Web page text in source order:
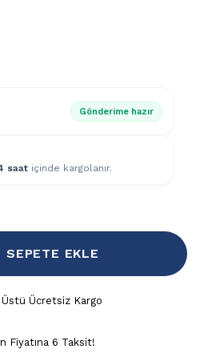
Gönderime hazır
saat içinde kargolanır.
SEPETE EKLE
Ücretsiz Kargo
Fiyatına 6 Taksit!